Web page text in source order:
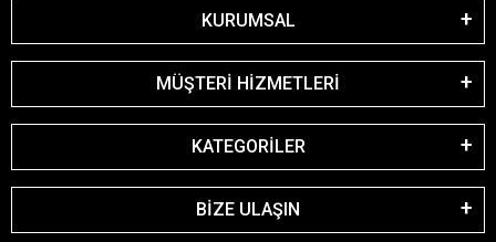
KURUMSAL
MÜŞTERİ HİZMETLERİ
KATEGORİLER
BİZE ULAŞIN